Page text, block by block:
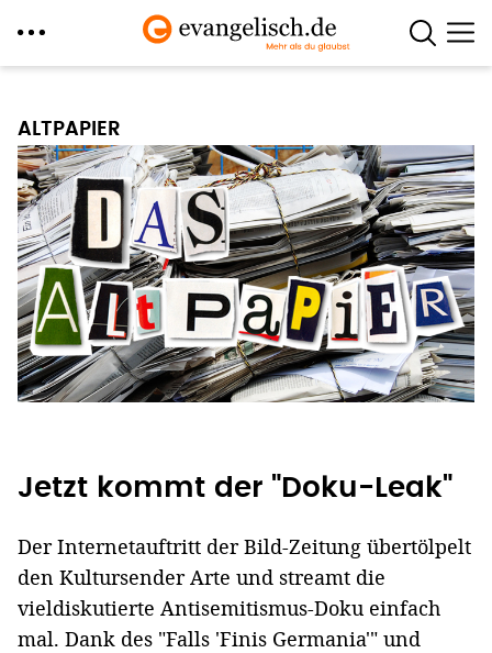
Inhalt
ALTPAPIER
Jetzt kommt der "Doku-Leak"
Der Internetauftritt der Bild-Zeitung übertölpelt
den Kultursender Arte und streamt die
vieldiskutierte Antisemitismus-Doku einfach
mal. Dank des "Falls 'Finis Germania'" und